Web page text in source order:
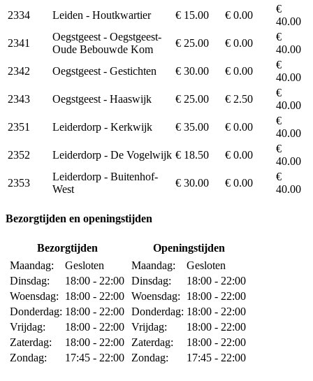
2334 Leiden - Houtkwartier € 15.00 € 0.00
€
40.00
2341
Oegstgeest - Oegstgeest-
Oude Bebouwde Kom
€ 25.00 € 0.00
€
40.00
2342
Oegstgeest - Gestichten € 30.00 € 0.00
€
40.00
2343
Oegstgeest - Haaswijk € 25.00 € 2.50
€
40.00
2351
Leiderdorp - Kerkwijk € 35.00 € 0.00
€
40.00
2352
Leiderdorp - De Vogelwijk € 18.50 € 0.00
€
40.00
2353
Leiderdorp - Buitenhof-
West
€ 30.00 € 0.00
€
40.00
Bezorgtijden en openingstijden
Bezorgtijden
Openingstijden
Maandag:
Gesloten
Dinsdag:
18:00 - 22:00
Woensdag:
18:00 - 22:00
Donderdag: 18:00 - 22:00
Vrijdag:
18:00 - 22:00
Zaterdag:
18:00 - 22:00
Zondag:
17:45 - 22:00
Maandag:
Gesloten
Dinsdag:
18:00 - 22:00
Woensdag:
18:00 - 22:00
Donderdag: 18:00 - 22:00
Vrijdag:
18:00 - 22:00
Zaterdag:
18:00 - 22:00
Zondag:
17:45 - 22:00